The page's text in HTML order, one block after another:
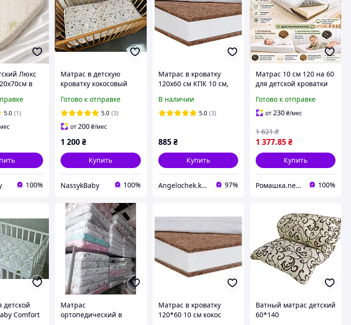
Люкс
в
5.0 (1)
100%
Матрас в детскую
кроватку кокосовый
Готово к отправке
5.0 (3)
от200₴/мес
1 200₴
Купить
NassykBaby 100%
Матрас в кроватку
120х60 см КПК 10 см,
кокос
В наличии
5.0 (3)
885 ₴
Купить
Angelochek.kh - интернет-магазин детских товаров и настольных игр 97%
Матрас 10 см 120 на 60
для детской кроватки
гречка поролон кокос
Белый
Готово к отправке
от230₴/мес
1 377.85₴
1 621 ₴
Купить
Ромашка.net - детский интернет-магазин 100%
детской
Comfort
Матрас
ортопедический в
Матрас в кроватку
120*60 10 см кокос
Ватный матрас детский
60*140